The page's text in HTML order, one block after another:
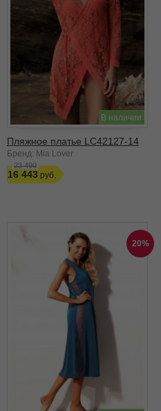
В наличии
Пляжное платье LC42127-14
Бренд: Mia Lover
23 490
16 443
20%